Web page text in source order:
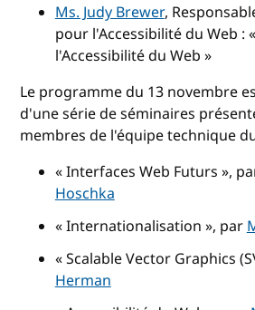
Ms. Judy Brewer,
pour l'Accessibilité du Web :
l'Accessibilité du Web »
Le programme du 13 novembre
d'une série de séminaires
membres de l'équipe technique
« Interfaces Web Futurs »,
Hoschka
« Internationalisation », par
« Scalable Vector Graphics
Herman